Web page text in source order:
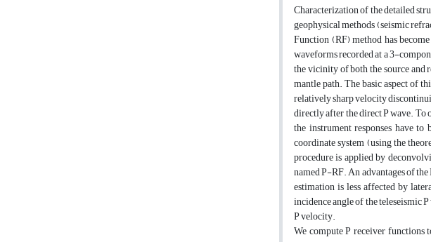
Characterization of the detailed
geophysical methods (seismic
Function (RF) method has
waveforms recorded at a 3-
the vicinity of both the source and
mantle path. The basic aspect of
relatively sharp velocity
directly after the direct P wave. To
the instrument responses have
coordinate system (using the
procedure is applied by
named P-RF. An advantages of
estimation is less affected by
incidence angle of the teleseismic
P velocity.
We compute P receiver